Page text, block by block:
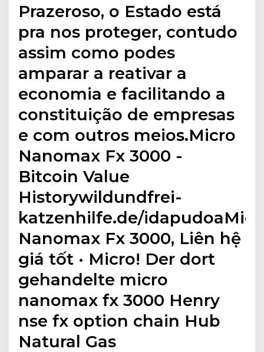
Prazeroso, o Estado está
pra nos proteger, contudo
assim como podes
amparar a reativar a
economia e facilitando a
constituição de empresas
e com outros meios.Micro
Nanomax Fx 3000 -
Bitcoin Value
Historywildundfrei-
katzenhilfe.de/
Nanomax Fx 3000, Liên hệ
giá tốt · Micro! Der dort
gehandelte micro
nanomax fx 3000 Henry
nse fx option chain Hub
Natural Gas